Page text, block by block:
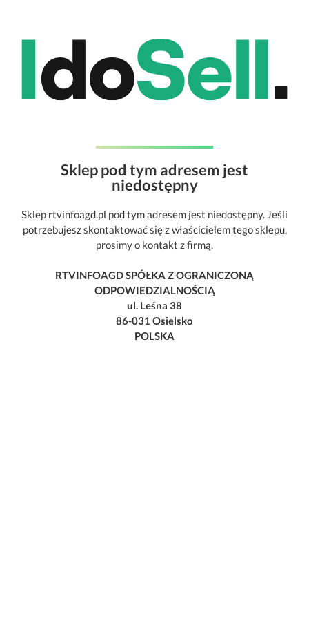
Sklep pod tym adresem jest
niedostępny
Sklep rtvinfoagd.pl pod tym adresem jest niedostępny. Jeśli
potrzebujesz skontaktować się z właścicielem tego sklepu,
prosimy o kontakt z firmą.
RTVINFOAGD SPÓŁKA Z OGRANICZONĄ
ODPOWIEDZIALNOŚCIĄ
ul. Leśna 38
86-031 Osielsko
POLSKA